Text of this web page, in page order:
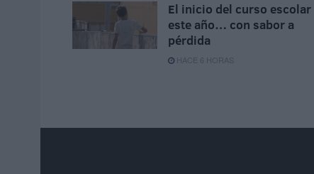
El inicio del curso escolar
este año… con sabor a
pérdida
HACE 6 HORAS